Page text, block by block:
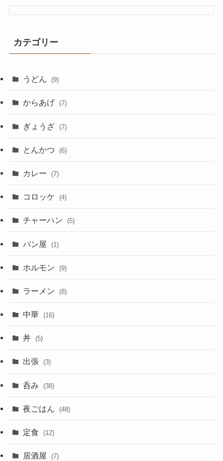
カテゴリー
うどん (9)
からあげ (7)
ぎょうざ (7)
とんかつ (6)
カレー (7)
コロッケ (4)
チャーハン (5)
パン屋 (1)
ホルモン (9)
ラーメン (8)
中華 (16)
丼 (5)
出張 (3)
呑み (38)
夜ごはん (48)
定食 (12)
居酒屋 (7)